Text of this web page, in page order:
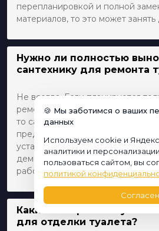
перепланировкой и полной
материалов, то это может занять
Нужно ли полностью
сантехнику для ремонта
Не всегда. Если планируется
ремонт, например, замена плитки
то сантехнику можно не
предстоит полная замена
установка новой сантехники, то
демонтировать для
работ.
Какие материалы лучше
для отделки туалета?
🍪 Мы заботимся о ваших
данных
Используем cookie и
аналитики и
пользоваться сайтом, вы
политикой
Согласен